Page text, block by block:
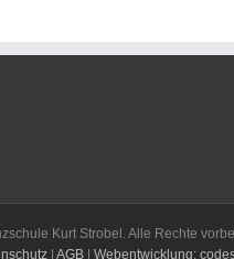
Kurt Strobel. Alle Rechte
AGB Webentwicklung: